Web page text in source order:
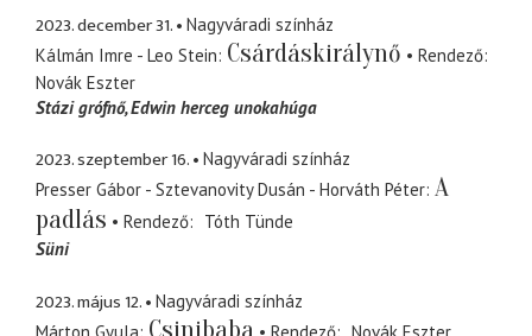
2023. december 31.
Nagyváradi színház
Kálmán Imre - Leo Stein Csárdáskirálynő
Rendező
Novák Eszter
Stázi grófnő Edwin herceg unokahúga
2023. szeptember 16.
Nagyváradi színház
Presser Gábor - Sztevanovity Dusán - Horváth Péter A
padlás
Rendező
Tóth Tünde
Süni
2023. május 12.
Nagyváradi színház